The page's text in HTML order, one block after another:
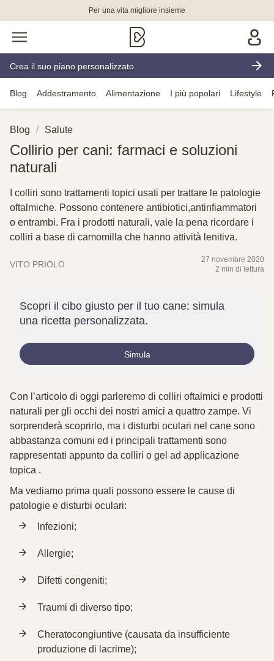
Per una vita migliore insieme
Crea il suo piano personalizzato
Blog Addestramento Alimentazione I più popolari Lifestyle
Blog Salute
Collirio per cani: farmaci e soluzioni
naturali
I colliri sono trattamenti topici usati per trattare le patologie
oftalmiche. Possono contenere antibiotici,antinfiammatori
o entrambi. Fra i prodotti naturali, vale la pena ricordare i
colliri a base di camomilla che hanno attività lenitiva.
VITO PRIOLO
27 novembre 2020
2 min di lettura
Scopri il cibo giusto per il tuo cane: simula
una ricetta personalizzata.
Simula
Con l’articolo di oggi parleremo di colliri oftalmici e prodotti
naturali per gli occhi dei nostri amici a quattro zampe. Vi
sorprenderà scoprirlo, ma i disturbi oculari nel cane sono
abbastanza comuni ed i principali trattamenti sono
rappresentati appunto da colliri o gel ad applicazione
topica .
Ma vediamo prima quali possono essere le cause di
patologie e disturbi oculari:
Infezioni;
Allergie;
Difetti congeniti;
Traumi di diverso tipo;
Cheratocongiuntive (causata da insufficiente
produzione di lacrime);